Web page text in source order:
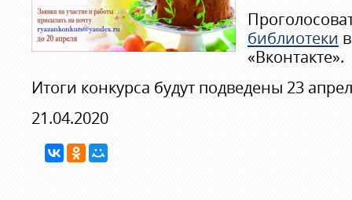
библиотеки
«Вконтакте».
Итоги конкурса будут подведены 23
21.04.2020